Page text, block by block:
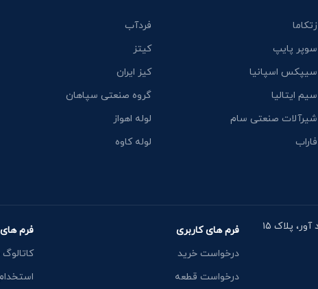
زتکاما
سوپر پایپ
سیپکس اسپانیا
سیم ایتالیا
شیرآلات صنعتی سام
فاراب
فردآب
کیتز
کیز ایران
گروه صنعتی سپاهان
لوله اهواز
لوله کاوه
آدرس دفتر: خیابان مقدس اردبیلی، نبش خیابان شاد آور، پلاک ۱۵
فرم های کاربری
درخواست خرید
درخواست قطعه
فرم